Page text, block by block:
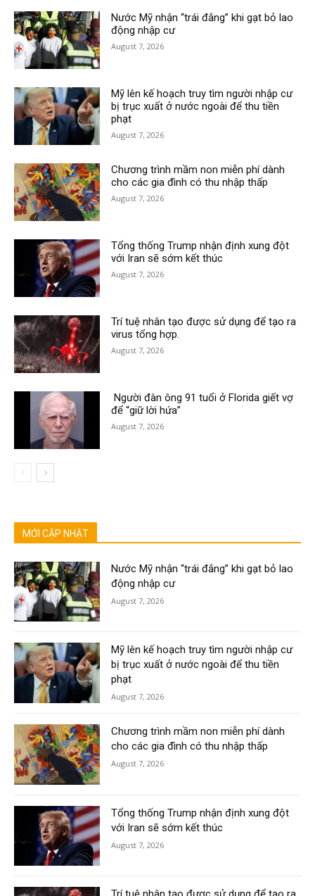
Nước Mỹ nhận “trái đắng” khi gạt bỏ lao
động nhập cư
August 7, 2026
Mỹ lên kế hoạch truy tìm người nhập cư
bị trục xuất ở nước ngoài để thu tiền
phạt
August 7, 2026
Chương trình mầm non miễn phí dành
cho các gia đình có thu nhập thấp
August 7, 2026
Tổng thống Trump nhận định xung đột
với Iran sẽ sớm kết thúc
August 7, 2026
Trí tuệ nhân tạo được sử dụng để tạo ra
virus tổng hợp.
August 7, 2026
Người đàn ông 91 tuổi ở Florida giết vợ
để “giữ lời hứa”
August 7, 2026
MỚI CẬP NHẬT
Nước Mỹ nhận “trái đắng” khi gạt bỏ lao
động nhập cư
August 7, 2026
Mỹ lên kế hoạch truy tìm người nhập cư
bị trục xuất ở nước ngoài để thu tiền
phạt
August 7, 2026
Chương trình mầm non miễn phí dành
cho các gia đình có thu nhập thấp
August 7, 2026
Tổng thống Trump nhận định xung đột
với Iran sẽ sớm kết thúc
August 7, 2026